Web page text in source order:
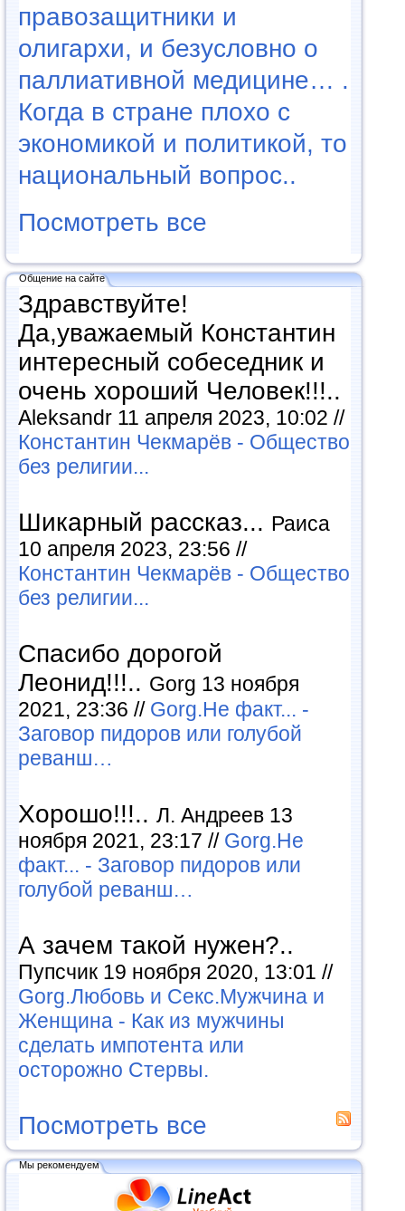
правозащитники и
олигархи, и безусловно о
паллиативной медицине… .
Когда в стране плохо с
экономикой и политикой, то
национальный вопрос..
Посмотреть все
Общение на сайте
Здравствуйте!
Да,уважаемый Константин
интересный собеседник и
очень хороший Человек!!!..
Aleksandr 11 апреля 2023, 10:02 //
Константин Чекмарёв - Общество
без религии...
Шикарный рассказ... Раиса
10 апреля 2023, 23:56 //
Константин Чекмарёв - Общество
без религии...
Спасибо дорогой
Леонид!!!.. Gorg 13 ноября
2021, 23:36 // Gorg.Не факт... -
Заговор пидоров или голубой
реванш…
Хорошо!!!.. Л. Андреев 13
ноября 2021, 23:17 // Gorg.Не
факт... - Заговор пидоров или
голубой реванш…
А зачем такой нужен?..
Пупсчик 19 ноября 2020, 13:01 //
Gorg.Любовь и Секс.Мужчина и
Женщина - Как из мужчины
сделать импотента или
осторожно Стервы.
Посмотреть все
Мы рекомендуем